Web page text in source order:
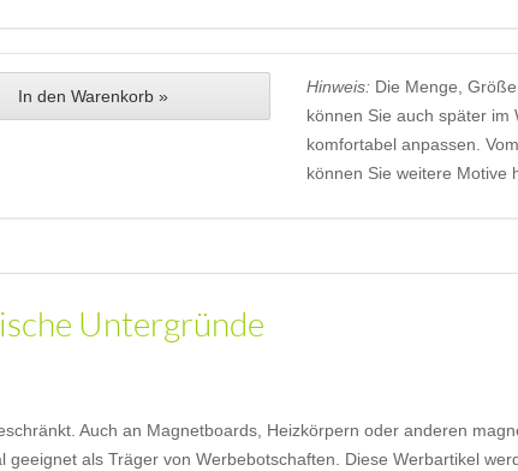
In den Warenkorb » Hinweis:Die Menge,
können Sie auch später im
komfortabel anpassen.
können Sie weitere Motive
Untergründe
Auch an Magnetboards, Heizkörpern oder anderen
als Träger von Werbebotschaften. Diese Werbartikel